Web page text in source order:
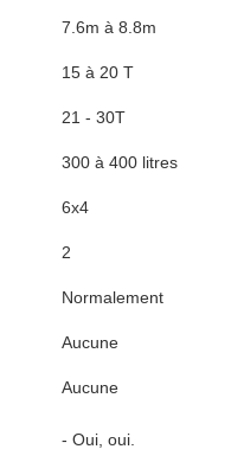
7.6m à 8.8m
15 à 20 T
21 - 30T
300 à 400 litres
6x4
2
Normalement
Aucune
Aucune
- Oui, oui.